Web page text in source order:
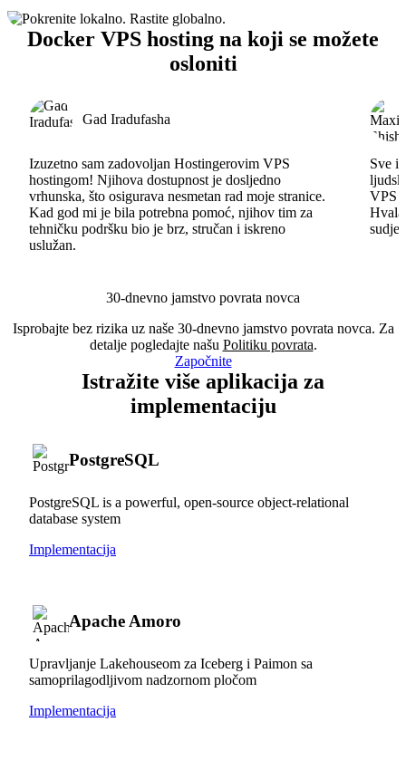
Docker VPS hosting na koji se možete
osloniti
Gad Iradufasha
Izuzetno sam zadovoljan Hostingerovim VPS
hostingom! Njihova dostupnost je dosljedno
vrhunska, što osigurava nesmetan rad moje stranice.
Kad god mi je bila potrebna pomoć, njihov tim za
tehničku podršku bio je brz, stručan i iskreno
uslužan.
Sve
VPS
30-dnevno jamstvo povrata novca
Isprobajte bez rizika uz naše 30-dnevno jamstvo povrata novca. Za
detalje pogledajte našu Politiku povrata.
Započnite
Istražite više aplikacija za
implementaciju
PostgreSQL
PostgreSQL is a powerful, open-source object-relational
database system
Implementacija
Apache Amoro
Upravljanje Lakehouseom za Iceberg i Paimon sa
samoprilagodljivom nadzornom pločom
Implementacija